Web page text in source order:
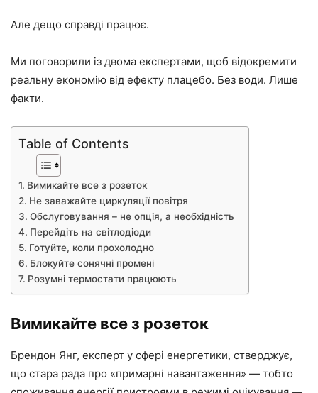
Але дещо справді працює.
Ми поговорили із двома експертами, щоб відокремити
реальну економію від ефекту плацебо. Без води. Лише
факти.
Table of Contents
Вимикайте все з розеток
Не заважайте циркуляції повітря
Обслуговування – не опція, а необхідність
Перейдіть на світлодіоди
Готуйте, коли прохолодно
Блокуйте сонячні промені
Розумні термостати працюють
Вимикайте все з розеток
Брендон Янг, експерт у сфері енергетики, стверджує,
що стара рада про «примарні навантаження» — тобто